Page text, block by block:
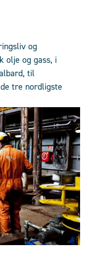
og
olje og gass, i
til
tre nordligste